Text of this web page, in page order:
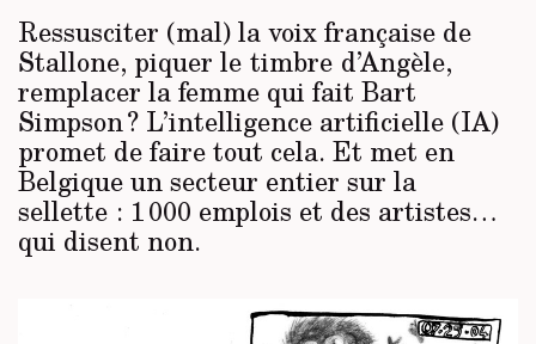
Ressusciter (mal) la voix française de
Stallone, piquer le timbre d’Angèle,
remplacer la femme qui fait Bart
Simpson ? L’intelligence artificielle (IA)
promet de faire tout cela. Et met en
Belgique un secteur entier sur la
sellette : 1 000 emplois et des artistes…
qui disent non.